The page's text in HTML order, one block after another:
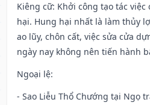
Kiêng cữ: Khởi công tạo tác
hại. Hung hại nhất là làm thủy
ao lũy, chôn cất, việc sửa cửa
ngày nay không nên tiến hành
Ngoại lệ:
- Sao Liễu Thổ Chướng tại Ngọ